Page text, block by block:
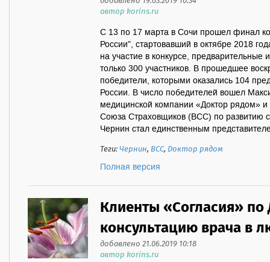
автор korins.ru
С 13 по 17 марта в Сочи прошел финал
России", стартовавший в октябре 2018
на участие в конкурсе,
только 300 участников. В прошедшее
победители, которыми оказались 104
России. В число победителей вошел
медицинской компании «Доктор рядом» и
Союза Страховщиков (ВСС) по развитию
Чернин стал единственным
Теги:Чернин, ВСС, Доктор рядом
Полная версия
Клиенты «Согласия»
консультацию врача в
добавлено 21.06.2019 10:18
автор korins.ru